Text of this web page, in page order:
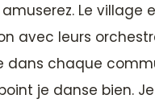
Le
avec leurs
chaque
je danse bien.